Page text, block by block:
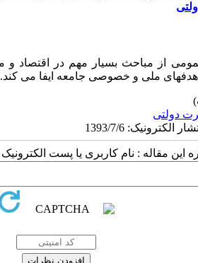
از مباحث بسیار مهم در اقتصاد و
ملی و خصوصی جامعه ایفا می کند.
دولتی
این مقاله : نام کاربری یا پست